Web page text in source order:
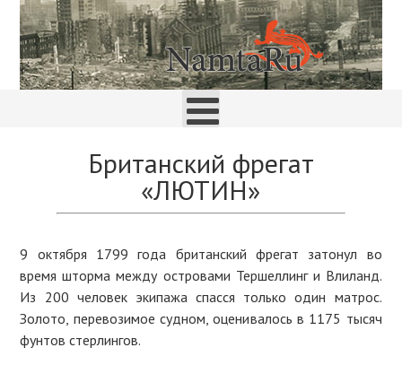
Британский фрегат
«ЛЮТИН»
9 октября 1799 года британский фрегат затонул во
время шторма между островами Тершеллинг и Влиланд.
Из 200 человек экипажа спасся только один матрос.
Золото, перевозимое судном, оценивалось в 1175 тысяч
фунтов стерлингов.